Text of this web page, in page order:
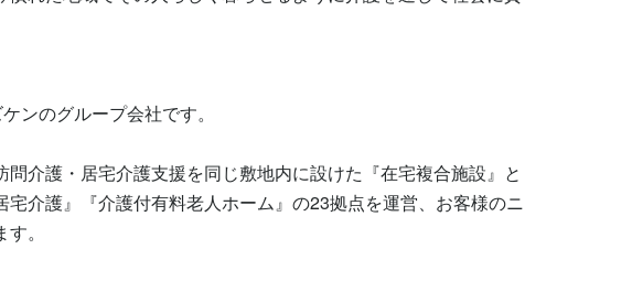
ンのグループ会社です。
介護・居宅介護支援を同じ敷地内に設けた『在宅複合施設』と
宅介護』『介護付有料老人ホーム』の23拠点を運営、お客様のニ
。